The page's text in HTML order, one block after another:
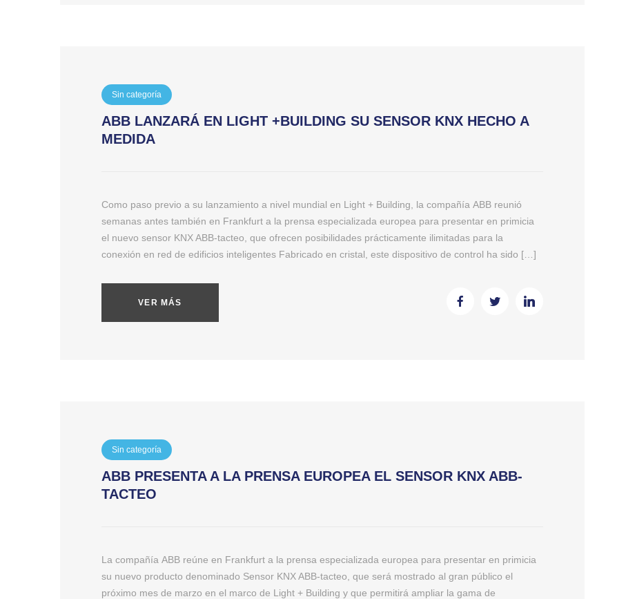
Sin categoría
ABB LANZARÁ EN LIGHT +BUILDING SU SENSOR KNX HECHO A
MEDIDA
Como paso previo a su lanzamiento a nivel mundial en Light + Building, la compañía ABB reunió
semanas antes también en Frankfurt a la prensa especializada europea para presentar en primicia
el nuevo sensor KNX ABB-tacteo, que ofrecen posibilidades prácticamente ilimitadas para la
conexión en red de edificios inteligentes Fabricado en cristal, este dispositivo de control ha sido […]
VER MÁS
Sin categoría
ABB PRESENTA A LA PRENSA EUROPEA EL SENSOR KNX ABB-
TACTEO
La compañía ABB reúne en Frankfurt a la prensa especializada europea para presentar en primicia
su nuevo producto denominado Sensor KNX ABB-tacteo, que será mostrado al gran público el
próximo mes de marzo en el marco de Light + Building y que permitirá ampliar la gama de